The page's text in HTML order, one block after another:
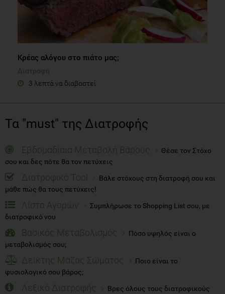
Κρέας αλόγου στο πιάτο μας;
Διατροφή
3 λεπτά να διαβαστεί
Τα "must" της Διατροφής
Εβδομαδίαια Μεταβολή Βάρους
Θέσε τον Στόχο
σου και δες πότε θα τον πετύχεις
Διατροφικό Tool
Βάλε στόχους στη διατροφή σου και
μάθε πώς θα τους πετύχεις!
Λίστα Αγορών
Συμπλήρωσε το Shopping List σου, με
διατροφικό νου
Βασικός Μεταβολισμός
Πόσο υψηλός είναι ο
μεταβολισμός σου;
Δείκτης Μάζας Σώματος
Ποιο είναι το
φυσιολογικό σου βάρος;
Λεξικό Διατροφής
Βρες όλους τους διατροφικούς